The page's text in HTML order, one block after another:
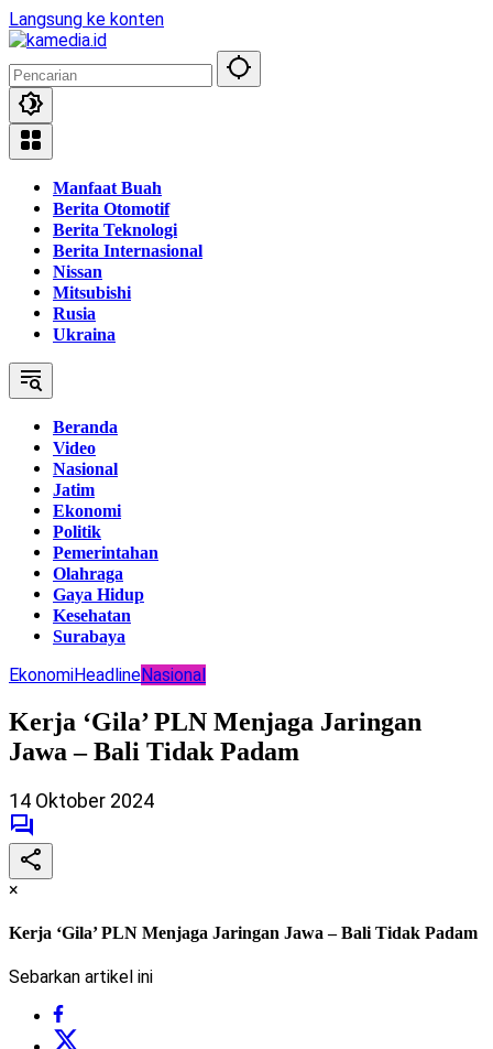
Langsung ke konten
Manfaat Buah
Berita Otomotif
Berita Teknologi
Berita Internasional
Nissan
Mitsubishi
Rusia
Ukraina
Beranda
Video
Nasional
Jatim
Ekonomi
Politik
Pemerintahan
Olahraga
Gaya Hidup
Kesehatan
Surabaya
EkonomiHeadlineNasional
Kerja ‘Gila’ PLN Menjaga Jaringan
Jawa – Bali Tidak Padam
14 Oktober 2024
×
Kerja ‘Gila’ PLN Menjaga Jaringan Jawa – Bali Tidak Padam
Sebarkan artikel ini